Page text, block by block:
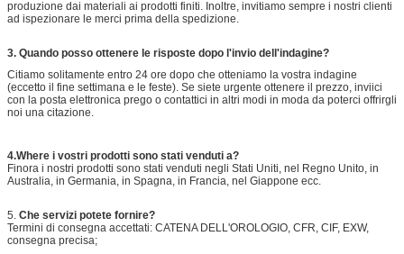
produzione dai materiali ai prodotti finiti. Inoltre, invitiamo sempre i nostri clienti
ad ispezionare le merci prima della spedizione.
3. Quando posso ottenere le risposte dopo l'invio dell'indagine?
Citiamo solitamente entro 24 ore dopo che otteniamo la vostra indagine
(eccetto il fine settimana e le feste). Se siete urgente ottenere il prezzo, inviici
con la posta elettronica prego o contattici in altri modi in moda da poterci offrirgli
noi una citazione.
4.Where i vostri prodotti sono stati venduti a?
Finora i nostri prodotti sono stati venduti negli Stati Uniti, nel Regno Unito, in
Australia, in Germania, in Spagna, in Francia, nel Giappone ecc.
5. Che servizi potete fornire?
Termini di consegna accettati: CATENA DELL'OROLOGIO, CFR, CIF, EXW,
consegna precisa;